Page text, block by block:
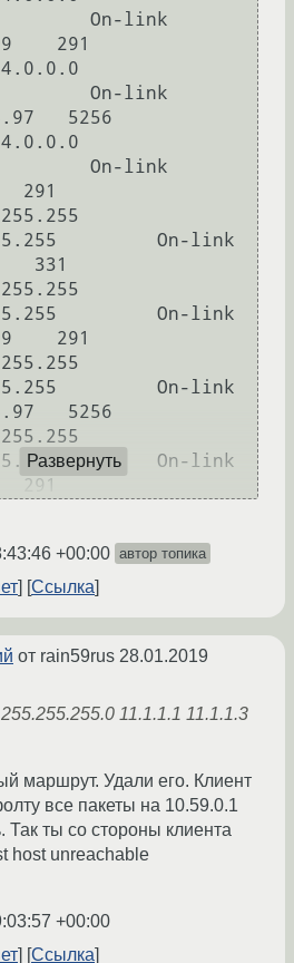
On-link
291
On-link
5256
On-link
291
On-link
331
On-link
291
On-link
5256
On-link
291
Развернуть
+00:00 автор топика
Ссылка
от rain59rus 28.01.2019
11.1.1.1 11.1.1.3
маршрут. Удали его. Клиент
все пакеты на 10.59.0.1
Так ты со стороны клиента
host unreachable
+00:00
Ссылка